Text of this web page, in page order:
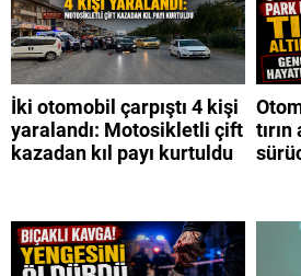
İki otomobil çarpıştı 4 kişi
yaralandı: Motosikletli çift
kazadan kıl payı kurtuldu